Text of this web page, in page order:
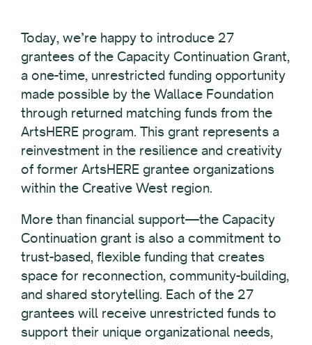
Today, we’re happy to introduce 27
grantees of the Capacity Continuation Grant,
a one-time, unrestricted funding opportunity
made possible by the Wallace Foundation
through returned matching funds from the
ArtsHERE program. This grant represents a
reinvestment in the resilience and creativity
of former ArtsHERE grantee organizations
within the Creative West region.
More than financial support—the Capacity
Continuation grant is also a commitment to
trust-based, flexible funding that creates
space for reconnection, community-building,
and shared storytelling. Each of the 27
grantees will receive unrestricted funds to
support their unique organizational needs,